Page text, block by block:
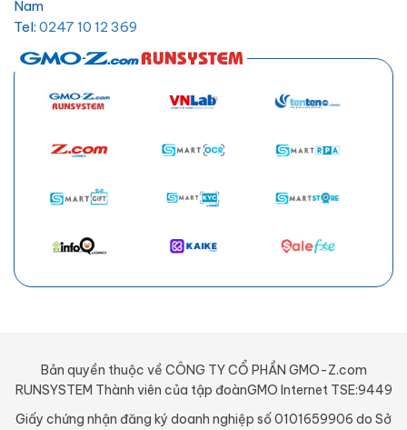
Nam
Tel: 0247 10 12 369
hotro@hostify.vn
Bản quyền thuộc về CÔNG TY CỔ PHẦN GMO-Z.com
RUNSYSTEM Thành viên của tập đoànGMO Internet TSE:9449
Giấy chứng nhận đăng ký doanh nghiệp số 0101659906 do Sở